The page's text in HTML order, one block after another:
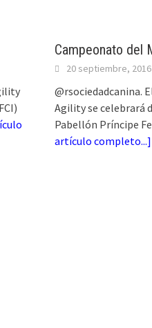
Campeonato del
20 septiembre, 2016
@rsociedadcanina.
Agility se celebrará
Pabellón Príncipe
artículo completo...]